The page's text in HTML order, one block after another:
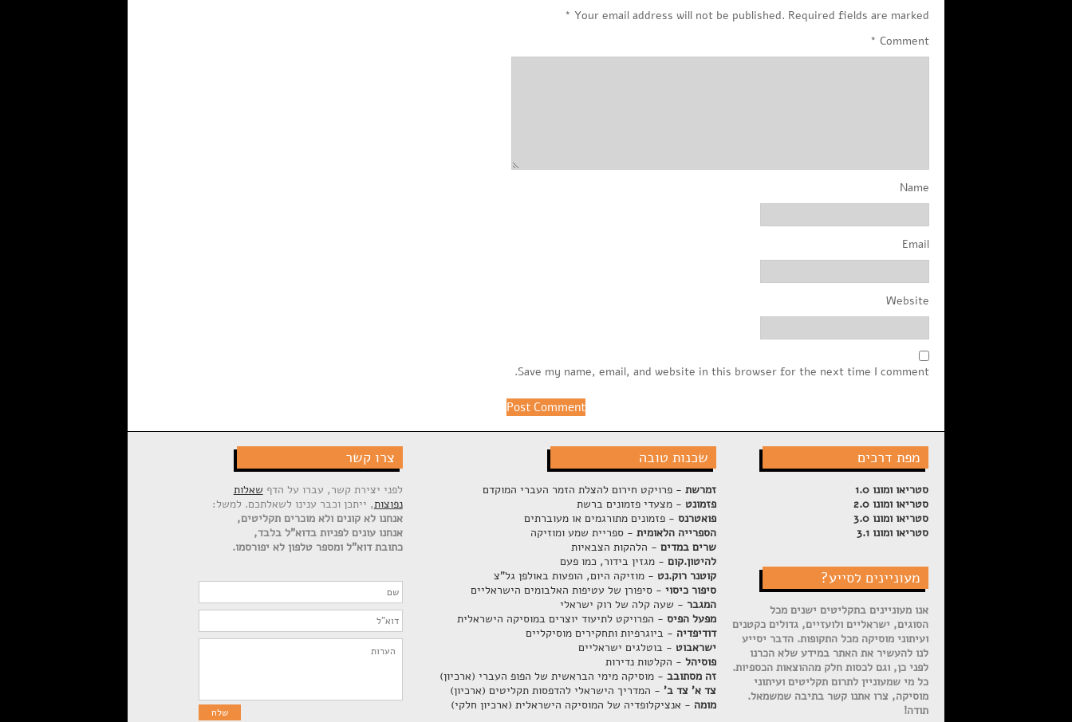
Your email address will not be published. Required fields are marked
*
Comment
*
Name
Email
Website
Save my name, email, and website in this browser for the next time I comment.
צרו קשר
לפני יצירת קשר, עברו על הדף שאלות
נפוצות, ייתכן וכבר ענינו לשאלתכם. למשל:
אנחנו לא קונים ולא מוכרים תקליטים,
אנחנו עונים לפניות בדוא"ל בלבד,
כתובת דוא"ל ומספר טלפון לא יפורסמו.
מפת דרכים
סטריאו ומונו 1.0
סטריאו ומונו 2.0
סטריאו ומונו 3.0
סטריאו ומונו 3.1
מעוניינים לסייע?
אנו מעוניינים בתקליטים ישנים מכל
הסוגים, ישראליים ולועזיים, גדולים כקטנים
ועיתוני מוסיקה מכל התקופות. הדבר יסייע
לנו להעשיר את האתר במידע שלא הכרנו
לפני כן, וגם לכסות חלק מההוצאות הכספיות.
כל מי שמעוניין לתרום תקליטים ועיתוני
מוסיקה, צרו אתנו קשר בתיבה שמשמאל.
תודה!
שכנות טובה
זמרשת- פרויקט חירום להצלת הזמר העברי המוקדם
פזמונט - מצעדי פזמונים ברשת
פואטרנס- פזמונים מתורגמים או מעוברתים
הספרייה הלאומית- ספריית שמע ומוזיקה
שרים במדים- הלהקות הצבאיות
להיטון.קום- מגזין בידור, כמו פעם
קוטנר רוק.נט - מוזיקה היום, הופעות באולפן גל"צ
סיפור כיסוי- סיפורן של עטיפות האלבומים הישראליים
המגבר- שעה קלה של רוק ישראלי
מפעל הפיס- הפרויקט לתיעוד יוצרים במוסיקה הישראלית
דודיפדיה - ביוגרפיות ותחקירים מוסיקליים
ישראבוט - בוטלגים ישראליים
פוסיהל- הקלטות נדירות
זה מסתובב- מוסיקה מימי הבראשית של הפופ העברי (ארכיון)
צד א' צד ב'- המדריך הישראלי להדפסות תקליטים (ארכיון)
מומה - אנציקלופדיה של המוסיקה הישראלית (ארכיון חלקי)